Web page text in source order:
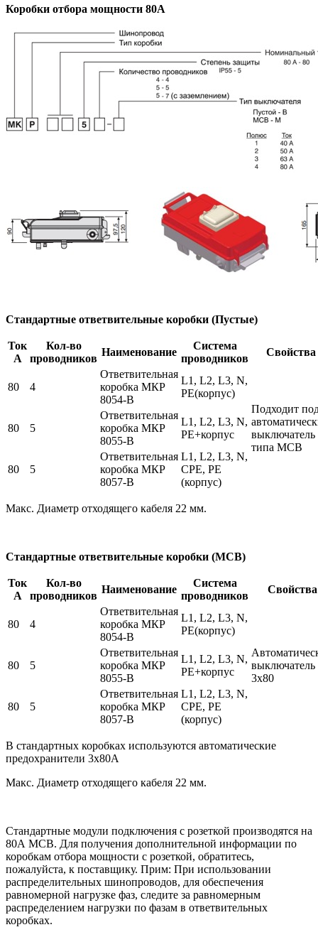
Коробки отбора мощности 80А
Стандартные ответвительные коробки (Пустые)
Ток
А
Кол-во
проводников
Наименование
Система
проводников
Свойства
80 4
Ответвительная
коробка МКР
8054-В
L1, L2, L3, N,
PE(корпус)
Подходит
выключатель
типа MCB
80 5
Ответвительная
коробка МКР
8055-В
L1, L2, L3, N,
PE+корпус
80 5
Ответвительная
коробка МКР
8057-В
L1, L2, L3, N,
СPE, PE
(корпус)
Макс. Диаметр отходящего кабеля 22 мм.
Стандартные ответвительные коробки (MCB)
Ток
А
Кол-во
проводников
Наименование
Система
проводников
Свойства
80 4
Ответвительная
коробка МКР
8054-В
L1, L2, L3, N,
PE(корпус)
выключатель
3х80
80 5
Ответвительная
коробка МКР
8055-В
L1, L2, L3, N,
PE+корпус
80 5
Ответвительная
коробка МКР
8057-В
L1, L2, L3, N,
СPE, PE
(корпус)
В стандартных коробках используются автоматические
предохранители 3х80А
Макс. Диаметр отходящего кабеля 22 мм.
Стандартные модули подключения с розеткой производятся на
80А МСВ. Для получения дополнительной информации по
коробкам отбора мощности с розеткой, обратитесь,
пожалуйста, к поставщику. Прим: При использовании
распределительных шинопроводов, для обеспечения
равномерной нагрузке фаз, следите за равномерным
распределением нагрузки по фазам в ответвительных
коробках.